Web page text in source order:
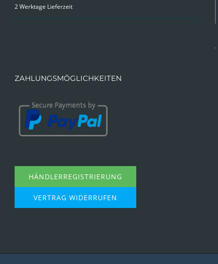
2 Werktage Lieferzeit
ZAHLUNGSMÖGLICHKEITEN
HÄNDLERREGISTRIERUNG
VERTRAG WIDERRUFEN